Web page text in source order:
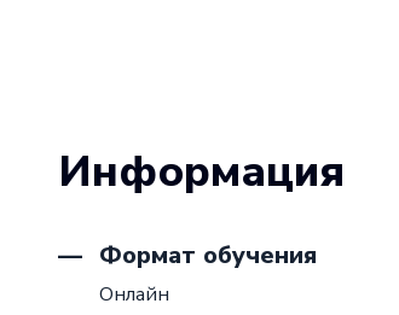
Информация
Формат обучения
Онлайн